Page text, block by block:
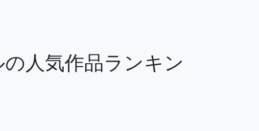
人気作品ランキン